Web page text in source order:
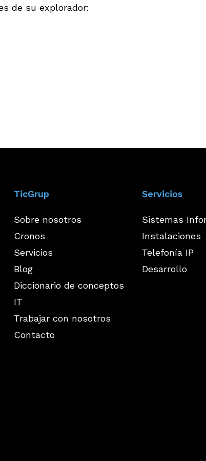
de su explorador:
TicGrup
Sobre nosotros
Cronos
Servicios
Blog
Diccionario de conceptos
IT
Trabajar con nosotros
Contacto
Servicios
Sistemas
Instalaciones
Telefonía IP
Desarrollo